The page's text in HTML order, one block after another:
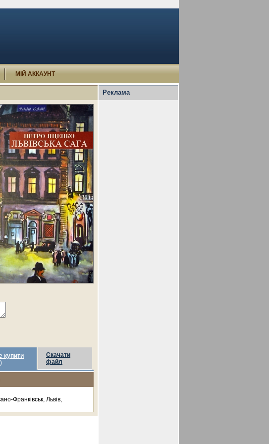
МІЙ АККАУНТ
купити
Скачати
файл
Франківськ, Львів,
Реклама